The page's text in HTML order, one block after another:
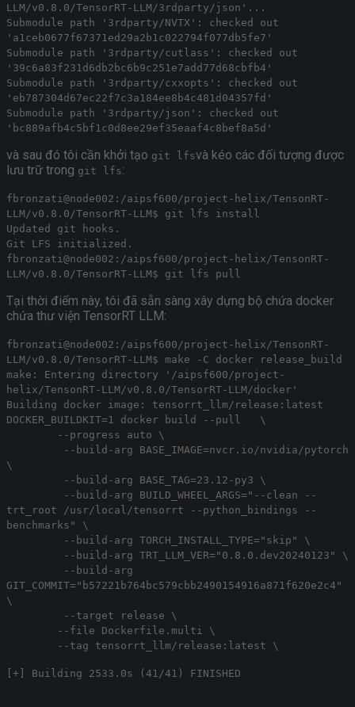
LLM/v0.8.0/TensorRT-LLM/3rdparty/json'...
Submodule path '3rdparty/NVTX': checked out
'a1ceb0677f67371ed29a2b1c022794f077db5fe7'
Submodule path '3rdparty/cutlass': checked out
'39c6a83f231d6db2bc6b9c251e7add77d68cbfb4'
Submodule path '3rdparty/cxxopts': checked out
'eb787304d67ec22f7c3a184ee8b4c481d04357fd'
Submodule path '3rdparty/json': checked out
'bc889afb4c5bf1c0d8ee29ef35eaaf4c8bef8a5d'
và sau đó tôi cần khởi tạo git lfsvà kéo các đối tượng được
lưu trữ trong git lfs:
fbronzati@node002:/aipsf600/project-helix/TensonRT-
LLM/v0.8.0/TensorRT-LLM$ git lfs install
Updated git hooks.
Git LFS initialized.
fbronzati@node002:/aipsf600/project-helix/TensonRT-
LLM/v0.8.0/TensorRT-LLM$ git lfs pull
Tại thời điểm này, tôi đã sẵn sàng xây dựng bộ chứa docker
chứa thư viện TensorRT LLM:
fbronzati@node002:/aipsf600/project-helix/TensonRT-
LLM/v0.8.0/TensorRT-LLM$ make -C docker release_build
make: Entering directory '/aipsf600/project-
helix/TensonRT-LLM/v0.8.0/TensorRT-LLM/docker'
Building docker image: tensorrt_llm/release:latest
DOCKER_BUILDKIT=1 docker build --pull \
--progress auto \
--build-arg BASE_IMAGE=nvcr.io/nvidia/pytorch
\
--build-arg BASE_TAG=23.12-py3 \
--build-arg BUILD_WHEEL_ARGS="--clean --
trt_root /usr/local/tensorrt --python_bindings --
benchmarks" \
--build-arg TORCH_INSTALL_TYPE="skip" \
--build-arg TRT_LLM_VER="0.8.0.dev20240123" \
--build-arg
GIT_COMMIT="b57221b764bc579cbb2490154916a871f620e2c4"
\
--target release \
--file Dockerfile.multi \
--tag tensorrt_llm/release:latest \
[+] Building 2533.0s (41/41) FINISHED